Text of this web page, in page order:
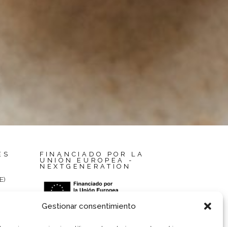
Gestionar consentimiento
FINANCIADO POR LA
UNIÓN EUROPEA -
NEXTGENERATION